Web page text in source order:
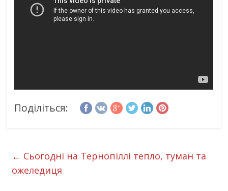
Поділіться:
← Сьогодні на Тернопіллі тепло, туман та
ожеледиця